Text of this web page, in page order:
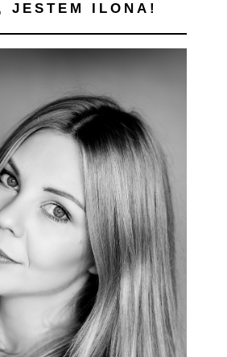
JESTEM ILONA!